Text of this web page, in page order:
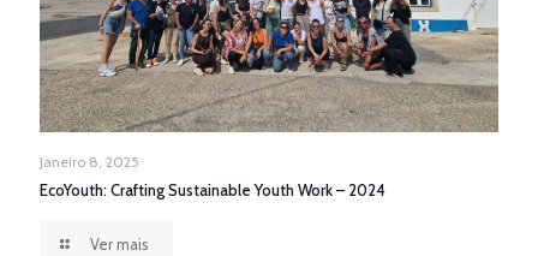
Janeiro 8, 2025
EcoYouth: Crafting Sustainable Youth Work – 2024
Ver mais